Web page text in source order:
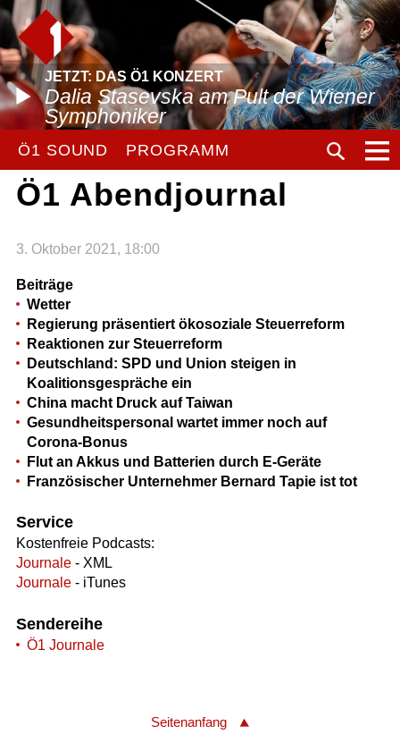
JETZT: DAS Ö1 KONZERT
Dalia Stasevska am Pult der Wiener
Symphoniker
Ö1 SOUND PROGRAMM
Ö1 Abendjournal
3. Oktober 2021, 18:00
Beiträge
Wetter
Regierung präsentiert ökosoziale Steuerreform
Reaktionen zur Steuerreform
Deutschland: SPD und Union steigen in
Koalitionsgespräche ein
China macht Druck auf Taiwan
Gesundheitspersonal wartet immer noch auf
Corona-Bonus
Flut an Akkus und Batterien durch E-Geräte
Französischer Unternehmer Bernard Tapie ist tot
Service
Kostenfreie Podcasts:
Journale- XML
Journale- iTunes
Sendereihe
Ö1 Journale
Seitenanfang